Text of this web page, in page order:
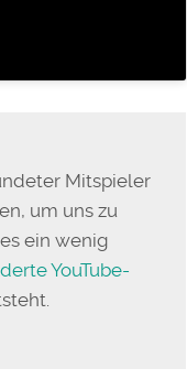
Mitspieler
um uns zu
ein wenig
YouTube-